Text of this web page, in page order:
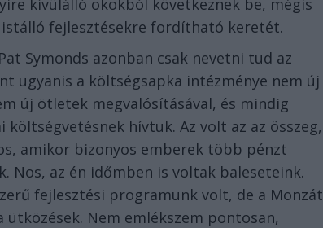
kívülálló okokból következnek be, mégis
fejlesztésekre fordítható keretét.
Pat Symonds azonban csak nevetni tud az
ugyanis a költségsapka intézménye nem új
új ötletek megvalósításával, és mindig
hívtuk. Az volt az az összeg,
amikor bizonyos emberek több pénzt
Nos, az én időmben is voltak baleseteink.
fejlesztési programunk volt, de a Monzát
Nem emlékszem pontosan,